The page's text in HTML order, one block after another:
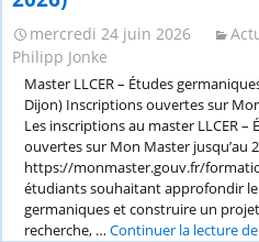
mercredi 24 juin 2026
Philipp Jonke
Master LLCER – Études
Dijon) Inscriptions ouvertes sur
Les inscriptions au master LLCER
ouvertes sur Mon Master jusqu’au
https://monmaster.gouv.fr/
étudiants souhaitant approfondir
germaniques et construire un
recherche, …Continuer la lecture de